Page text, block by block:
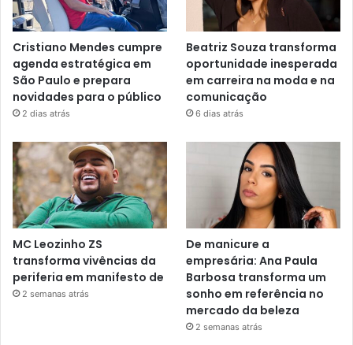
Cristiano Mendes cumpre
agenda estratégica em
São Paulo e prepara
novidades para o público
2 dias atrás
Beatriz Souza transforma
oportunidade inesperada
em carreira na moda e na
comunicação
6 dias atrás
MC Leozinho ZS
transforma vivências da
periferia em manifesto de
2 semanas atrás
De manicure a
empresária: Ana Paula
Barbosa transforma um
sonho em referência no
mercado da beleza
2 semanas atrás